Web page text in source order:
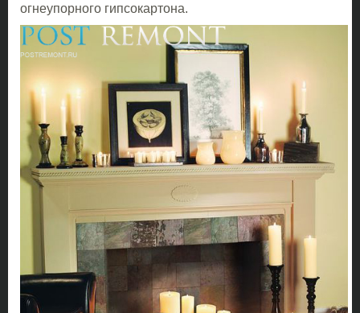
огнеупорного гипсокартона.